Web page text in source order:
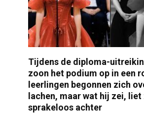
Tijdens de diploma-
zoon het podium op in een
leerlingen begonnen zich
lachen, maar wat hij zei, liet
sprakeloos achter